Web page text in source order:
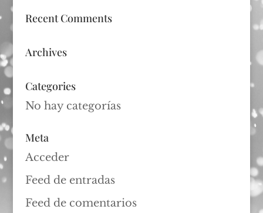
Recent Comments
Archives
Categories
No hay categorías
Meta
Acceder
Feed de entradas
Feed de comentarios